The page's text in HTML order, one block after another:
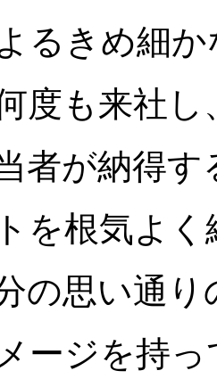
るきめ細
度も来社
者が納得
を根気よ
の思い通
ージを持